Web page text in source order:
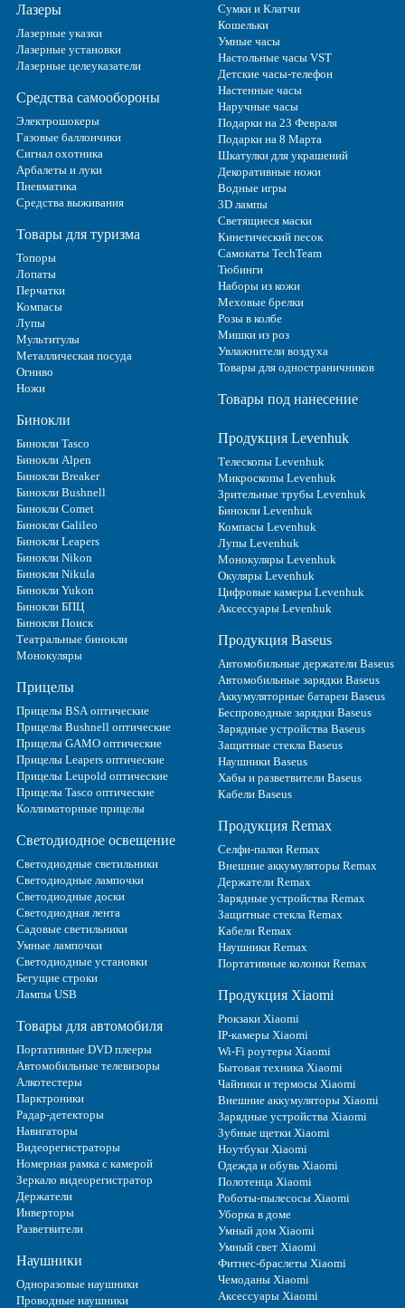
Лазеры
Лазерные указки
Лазерные установки
Лазерные целеуказатели
Средства самообороны
Электрошокеры
Газовые баллончики
Сигнал охотника
Арбалеты и луки
Пневматика
Средства выживания
Товары для туризма
Топоры
Лопаты
Перчатки
Компасы
Лупы
Мультитулы
Металлическая посуда
Огниво
Ножи
Бинокли
Бинокли Tasco
Бинокли Alpen
Бинокли Breaker
Бинокли Bushnell
Бинокли Comet
Бинокли Galileo
Бинокли Leapers
Бинокли Nikon
Бинокли Nikula
Бинокли Yukon
Бинокли БПЦ
Бинокли Поиск
Театральные бинокли
Монокуляры
Прицелы
Прицелы BSA оптические
Прицелы Bushnell оптические
Прицелы GAMO оптические
Прицелы Leapers оптические
Прицелы Leupold оптические
Прицелы Tasco оптические
Коллиматорные прицелы
Светодиодное освещение
Светодиодные светильники
Светодиодные лампочки
Светодиодные доски
Светодиодная лента
Садовые светильники
Умные лампочки
Светодиодные установки
Бегущие строки
Лампы USB
Товары для автомобиля
Портативные DVD плееры
Автомобильные телевизоры
Алкотестеры
Парктроники
Радар-детекторы
Навигаторы
Видеорегистраторы
Номерная рамка с камерой
Зеркало видеорегистратор
Держатели
Инверторы
Разветвители
Наушники
Одноразовые наушники
Проводные наушники
Сумки и Клатчи
Кошельки
Умные часы
Настольные часы VST
Детские часы-телефон
Настенные часы
Наручные часы
Подарки на 23 Февраля
Подарки на 8 Марта
Шкатулки для украшений
Декоративные ножи
Водные игры
3D лампы
Светящиеся маски
Кинетический песок
Самокаты TechTeam
Тюбинги
Наборы из кожи
Меховые брелки
Розы в колбе
Мишки из роз
Увлажнители воздуха
Товары для одностраничников
Товары под нанесение
Продукция Levenhuk
Телескопы Levenhuk
Микроскопы Levenhuk
Зрительные трубы Levenhuk
Бинокли Levenhuk
Компасы Levenhuk
Лупы Levenhuk
Монокуляры Levenhuk
Окуляры Levenhuk
Цифровые камеры Levenhuk
Аксессуары Levenhuk
Продукция Baseus
Автомобильные держатели Baseus
Автомобильные зарядки Baseus
Аккумуляторные батареи Baseus
Беспроводные зарядки Baseus
Зарядные устройства Baseus
Защитные стекла Baseus
Наушники Baseus
Хабы и разветвители Baseus
Кабели Baseus
Продукция Remax
Селфи-палки Remax
Внешние аккумуляторы Remax
Держатели Remax
Зарядные устройства Remax
Защитные стекла Remax
Кабели Remax
Наушники Remax
Портативные колонки Remax
Продукция Xiaomi
Рюкзаки Xiaomi
IP-камеры Xiaomi
Wi-Fi роутеры Xiaomi
Бытовая техника Xiaomi
Чайники и термосы Xiaomi
Внешние аккумуляторы Xiaomi
Зарядные устройства Xiaomi
Зубные щетки Xiaomi
Ноутбуки Xiaomi
Одежда и обувь Xiaomi
Полотенца Xiaomi
Роботы-пылесосы Xiaomi
Уборка в доме
Умный дом Xiaomi
Умный свет Xiaomi
Фитнес-браслеты Xiaomi
Чемоданы Xiaomi
Аксессуары Xiaomi